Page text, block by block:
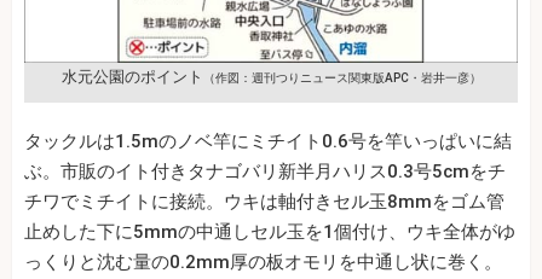
水元公園のポイント （作図：週刊つりニュース関東版APC・岩井一彦）
タックルは1.5mのノベ竿にミチイト0.6号を竿いっぱいに結
ぶ。市販のイト付きタナゴバリ新半月ハリス0.3号5cmをチ
チワでミチイトに接続。ウキは軸付きセル玉8mmをゴム管
止めした下に5mmの中通しセル玉を1個付け、ウキ全体がゆ
っくりと沈む量の0.2mm厚の板オモリを中通し状に巻く。